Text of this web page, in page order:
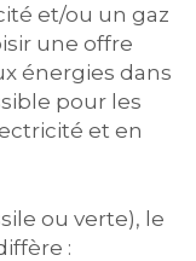
et/ou un gaz
une offre
énergies dans
pour les
et en
ou verte), le
: